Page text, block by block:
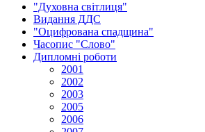
"Духовна світлиця"
Видання ДДС
"Оцифрована спадщина"
Часопис "Слово"
Дипломні роботи
2001
2002
2003
2005
2006